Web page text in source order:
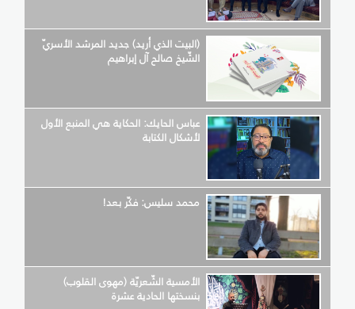
(البيت الذي أريد) جديد المرشد الأسريّ
الشّيخ صالح آل إبراهيم
عباس الحايك: الحكاية هي المنبع الأول
لأشكال الكتابة
محمد سليس: فكّر بعد!
الأمسية الشّعريّة (مهوى القلوب)
بنسختها الحادية عشرة